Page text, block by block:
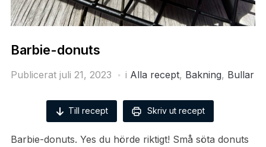
Barbie-donuts
Publicerat juli 21, 2023 i Alla recept, Bakning, Bullar
Till recept Skriv ut recept
Barbie-donuts. Yes du hörde riktigt! Små söta donuts